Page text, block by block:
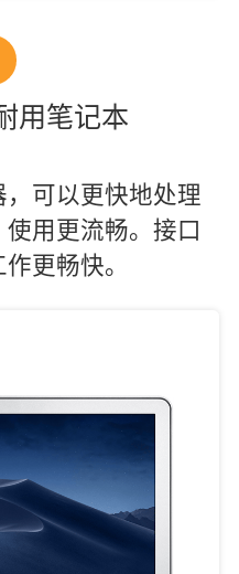
用笔记本
可以更快地处理
用更流畅。接口
更畅快。